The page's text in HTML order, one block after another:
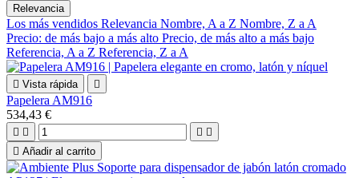
Relevancia
Los más vendidos Relevancia Nombre, A a Z Nombre, Z a A
Precio: de más bajo a más alto Precio, de más alto a más bajo
Referencia, A a Z Referencia, Z a A
 Vista rápida 
Papelera AM916
534,43 €
   
 Añadir al carrito